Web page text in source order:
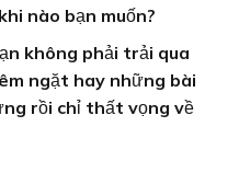
nào bạn muốn?
không phải trải qua
ngặt hay những bài
rồi chỉ thất vọng về